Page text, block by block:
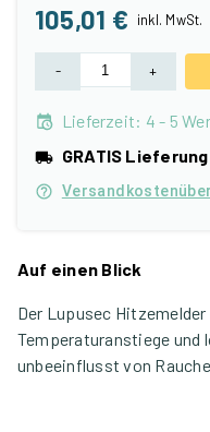
105,01 € inkl. MwSt.
- +
Lieferzeit: 4 - 5
GRATIS
Auf einen Blick
Der Lupusec
Temperaturanstiege und
unbeeinflusst von